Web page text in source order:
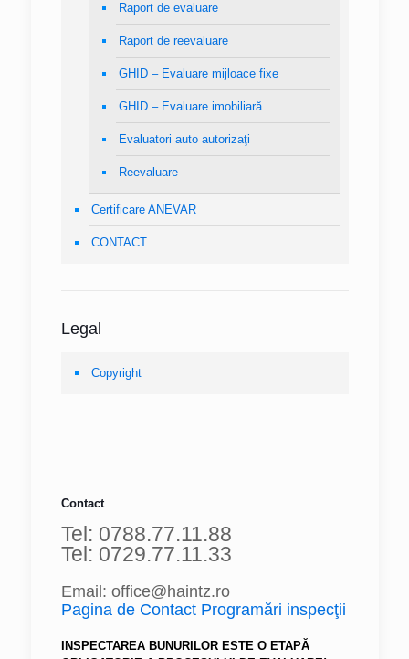
Raport de evaluare
Raport de reevaluare
GHID – Evaluare mijloace fixe
GHID – Evaluare imobiliară
Evaluatori auto autorizaţi
Reevaluare
Certificare ANEVAR
CONTACT
Legal
Copyright
Contact
Tel: 0788.77.11.88
Tel: 0729.77.11.33
Email: office@haintz.ro
Pagina de Contact Programări inspecţii
INSPECTAREA BUNURILOR ESTE O ETAPĂ